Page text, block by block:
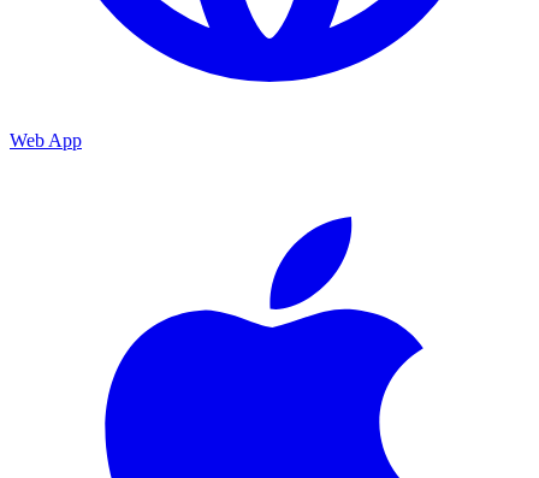
Web App